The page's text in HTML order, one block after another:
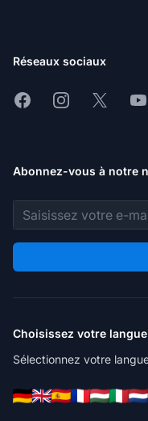
Réseaux sociaux
FacebookInstagram
X
Abonnez-vous à notre
Adresse e-mail
Choisissez votre langue
Sélectionnez votre